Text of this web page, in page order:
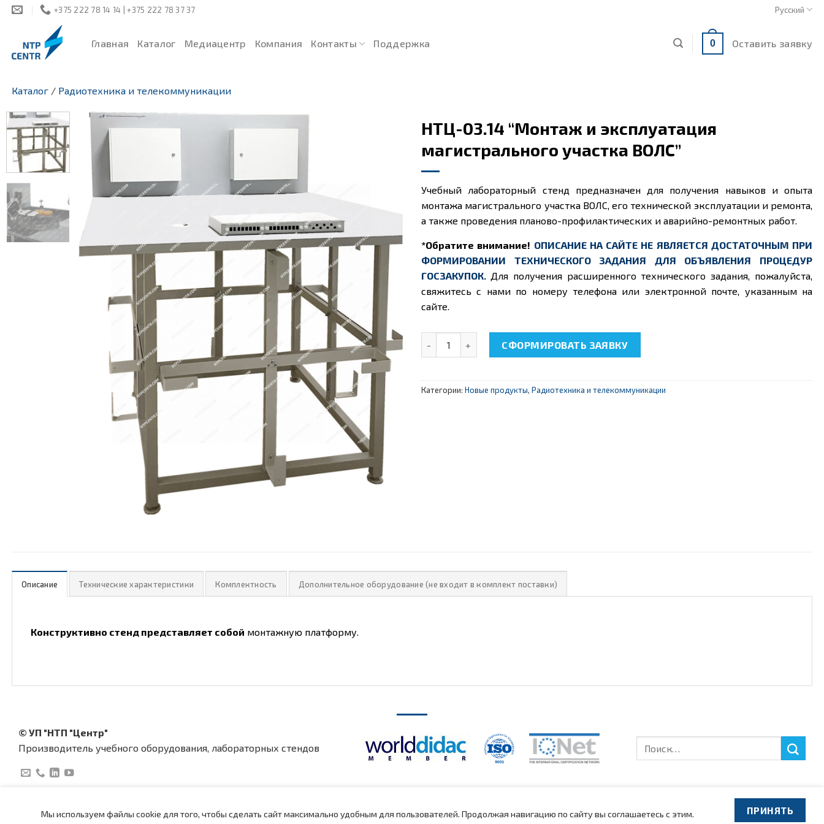
Skip
+375 222 78 14 14 | +375 222 78 37 37 Русский
Главная Каталог Медиацентр Компания Контакты Поддержка 0 Оставить заявку
Каталог / Радиотехника и телекоммуникации
НТЦ-03.14 “Монтаж и эксплуатация
магистрального участка ВОЛС”
Учебный лабораторный стенд предназначен для получения навыков и опыта
монтажа магистрального участка ВОЛС, его технической эксплуатации и ремонта,
а также проведения планово-профилактических и аварийно-ремонтных работ.
*Обратите внимание! ОПИСАНИЕ НА САЙТЕ НЕ ЯВЛЯЕТСЯ ДОСТАТОЧНЫМ ПРИ
ФОРМИРОВАНИИ ТЕХНИЧЕСКОГО ЗАДАНИЯ ДЛЯ ОБЪЯВЛЕНИЯ ПРОЦЕДУР
ГОСЗАКУПОК. Для получения расширенного технического задания, пожалуйста,
свяжитесь с нами по номеру телефона или электронной почте, указанным на
сайте.
СФОРМИРОВАТЬ ЗАЯВКУ
Категории: Новые продукты, Радиотехника и телекоммуникации
Описание Технические характеристики Комплектность Дополнительное оборудование (не входит в комплект поставки)
Конструктивно стенд представляет собой монтажную платформу.
© УП "НТП "Центр"
Производитель учебного оборудования, лабораторных стендов
Главная Каталог Медиацентр Поддержка Новости События Рекламные материалы Обучающие видео Новые продукты Лаборатории Компания Контакты Представители
Мы используем файлы cookie для того, чтобы сделать сайт максимально удобным для пользователей. Продолжая навигацию по сайту вы соглашаетесь с этим. ПРИНЯТЬ